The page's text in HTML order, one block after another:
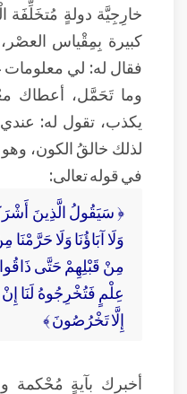
خارِجِيَّة دولةٍ مُتخَلِّفَة
كبيرة بِمِقْياس
فقال له: لي معلومات
وما تَحَمَّل، أعطاك
يكذب، تقول له:
لذلك خالقُ الكون،
في قوله تعالى:
﴿ سَيَقُولُ الَّذِينَ
وَلَا آبَاؤُنَا وَلَا
مِنْ قَبْلِهِمْ حَتَّى
عِلْمٍ فَتُخْرِجُوهُ لَنَا إِنْ
إِلَّا تَخْرُصُونَ ﴾
أخبرك بآيةٍ مُحْكمة